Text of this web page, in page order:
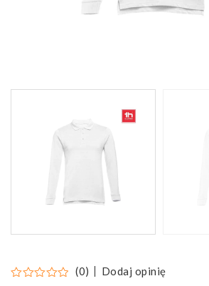
(0) Dodaj opinię